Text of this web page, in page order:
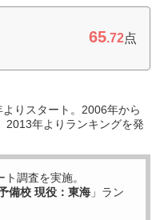
65.72点
りスタート。2006年から
2013年よりランキングを発
ト調査を実施。
備校 現役：東海 」ラン